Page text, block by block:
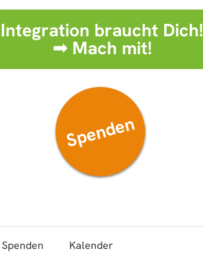
Integration braucht Dich!
➟ Mach mit!
Spenden
Spenden
Kalender